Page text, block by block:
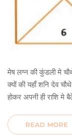
मेष लग्न की कुंडली मे
क्यों की यहाँ शनि देव
होकर अपनी ही राशि मे
READ MORE